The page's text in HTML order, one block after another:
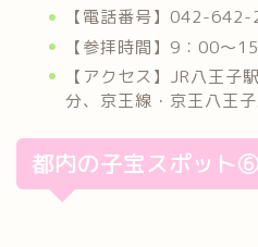
【電話番号】042-642-
【参拝時間】9：00～
【アクセス】JR八王子
分、京王線・京王八王
都内の子宝スポット